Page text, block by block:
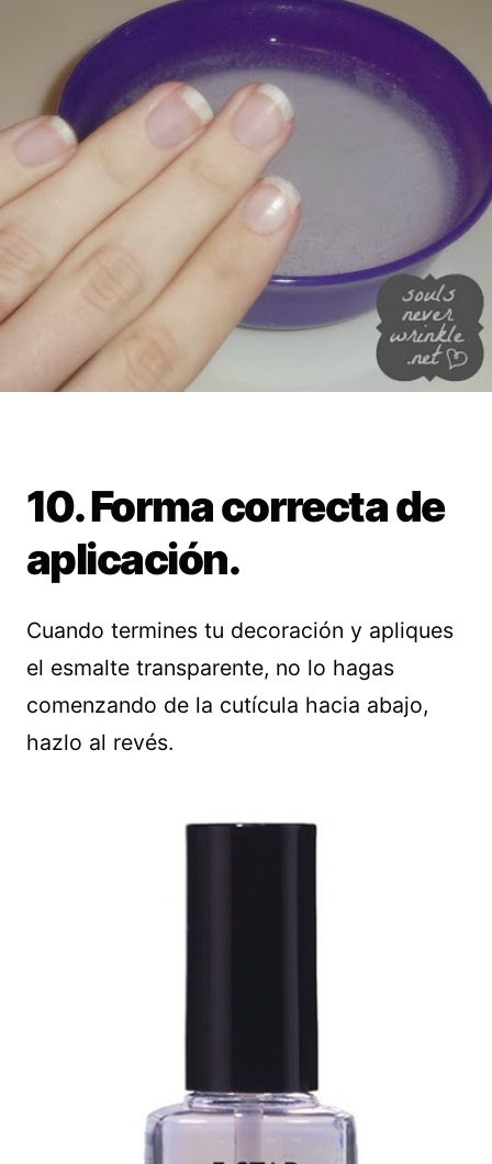
10. Forma correcta de
aplicación.
Cuando termines tu decoración y apliques
el esmalte transparente, no lo hagas
comenzando de la cutícula hacia abajo,
hazlo al revés.